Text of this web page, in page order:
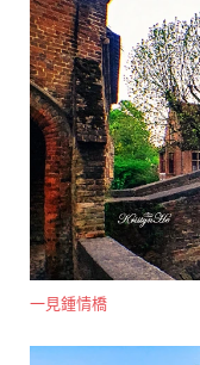
一見鍾情橋